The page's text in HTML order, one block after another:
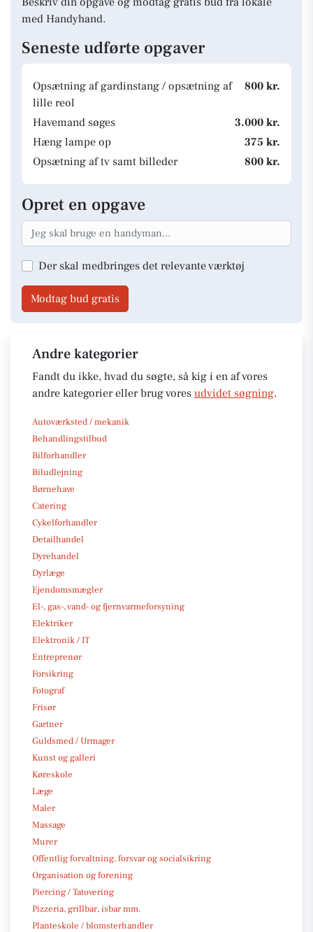
med Handyhand.
Seneste udførte opgaver
Opsætning af gardinstang / opsætning af
lille reol
800 kr.
Havemand søges
3.000 kr.
Hæng lampe op
375 kr.
Opsætning af tv samt billeder
800 kr.
Opret en opgave
Der skal medbringes det relevante værktøj
Modtag bud gratis
Andre kategorier
Fandt du ikke, hvad du søgte, så kig i en af vores
andre kategorier eller brug vores udvidet søgning.
Autoværksted / mekanik
Behandlingstilbud
Bilforhandler
Biludlejning
Børnehave
Catering
Cykelforhandler
Detailhandel
Dyrehandel
Dyrlæge
Ejendomsmægler
El-, gas-, vand- og fjernvarmeforsyning
Elektriker
Elektronik / IT
Entreprenør
Forsikring
Fotograf
Frisør
Gartner
Guldsmed / Urmager
Kunst og galleri
Køreskole
Læge
Maler
Massage
Murer
Offentlig forvaltning, forsvar og socialsikring
Organisation og forening
Piercing / Tatovering
Pizzeria, grillbar, isbar mm.
Planteskole / blomsterhandler